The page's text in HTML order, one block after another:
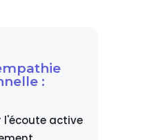
:
l'écoute active